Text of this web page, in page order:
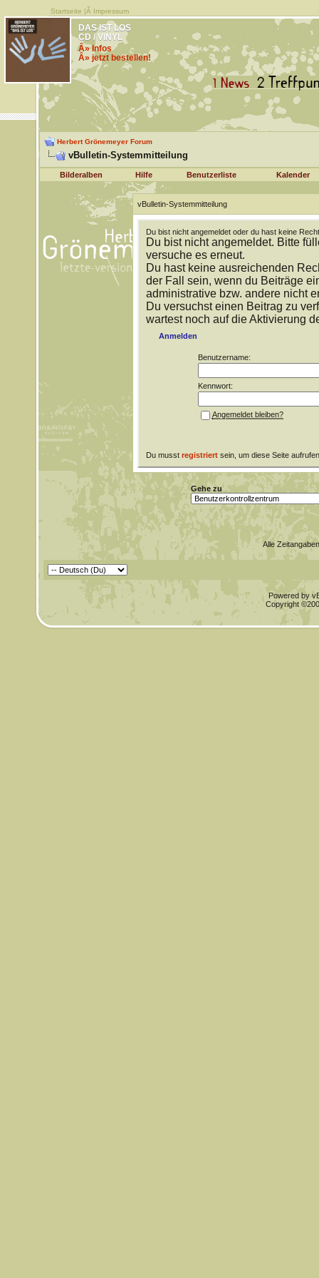
Startseite |Â Impressum
DAS IST LOS
CD / VINYL
Â» Infos
Â» jetzt bestellen!
Herbert Grönemeyer Forum
vBulletin-Systemmitteilung
Bilderalben Hilfe Benutzerliste Kalender
vBulletin-Systemmitteilung
Du bist nicht angemeldet oder du hast keine
Du bist nicht angemeldet. Bitte
versuche es erneut.
Du hast keine ausreichenden
der Fall sein, wenn du Beiträge
administrative bzw. andere nicht
Du versuchst einen Beitrag zu
wartest noch auf die Aktivierung
Anmelden
Benutzername:
Kennwort:
Angemeldet bleiben?
Du musst registriertsein, um diese Seite
Gehe zu
Alle
Powered by
Copyright